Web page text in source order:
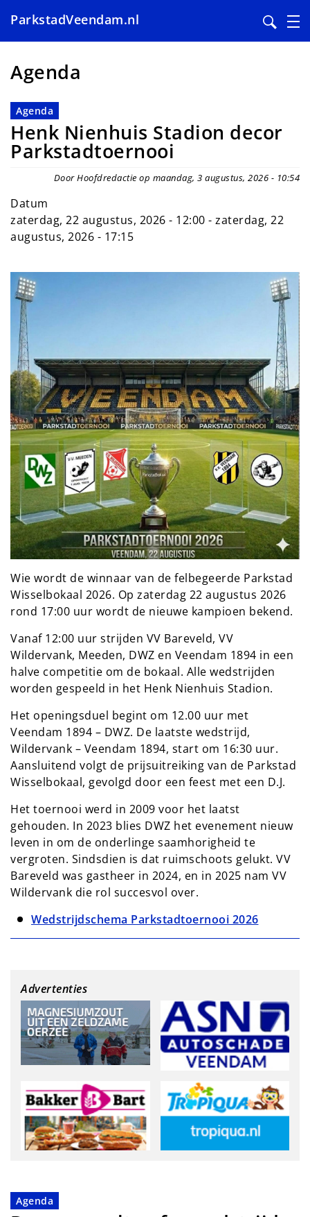
naar
de
inhoud
gaan
ParkstadVeendam.nl
Agenda
Agenda
Henk Nienhuis Stadion decor
Parkstadtoernooi
Door Hoofdredactie op maandag, 3 augustus, 2026 - 10:54
Datum
zaterdag, 22 augustus, 2026 - 12:00 - zaterdag, 22
augustus, 2026 - 17:15
Wie wordt de winnaar van de felbegeerde Parkstad
Wisselbokaal 2026. Op zaterdag 22 augustus 2026
rond 17:00 uur wordt de nieuwe kampioen bekend.
Vanaf 12:00 uur strijden VV Bareveld, VV
Wildervank, Meeden, DWZ en Veendam 1894 in een
halve competitie om de bokaal. Alle wedstrijden
worden gespeeld in het Henk Nienhuis Stadion.
Het openingsduel begint om 12.00 uur met
Veendam 1894 – DWZ. De laatste wedstrijd,
Wildervank – Veendam 1894, start om 16:30 uur.
Aansluitend volgt de prijsuitreiking van de Parkstad
Wisselbokaal, gevolgd door een feest met een D.J.
Het toernooi werd in 2009 voor het laatst
gehouden. In 2023 blies DWZ het evenement nieuw
leven in om de onderlinge saamhorigheid te
vergroten. Sindsdien is dat ruimschoots gelukt. VV
Bareveld was gastheer in 2024, en in 2025 nam VV
Wildervank die rol succesvol over.
Wedstrijdschema Parkstadtoernooi 2026
Advertenties
Agenda